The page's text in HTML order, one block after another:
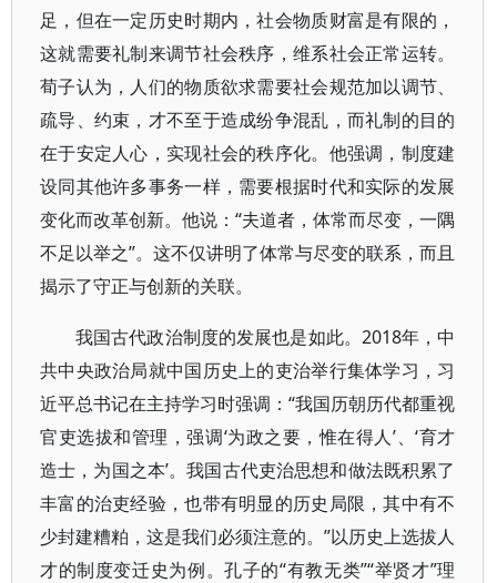
足，但在一定历史时期内，社会物质财富是有限的，
这就需要礼制来调节社会秩序，维系社会正常运转。
荀子认为，人们的物质欲求需要社会规范加以调节、
疏导、约束，才不至于造成纷争混乱，而礼制的目的
在于安定人心，实现社会的秩序化。他强调，制度建
设同其他许多事务一样，需要根据时代和实际的发展
变化而改革创新。他说：“夫道者，体常而尽变，一隅
不足以举之”。这不仅讲明了体常与尽变的联系，而且
揭示了守正与创新的关联。
我国古代政治制度的发展也是如此。2018年，中
共中央政治局就中国历史上的吏治举行集体学习，习
近平总书记在主持学习时强调：“我国历朝历代都重视
官吏选拔和管理，强调‘为政之要，惟在得人’、‘育才
造士，为国之本’。我国古代吏治思想和做法既积累了
丰富的治吏经验，也带有明显的历史局限，其中有不
少封建糟粕，这是我们必须注意的。”以历史上选拔人
才的制度变迁史为例。孔子的“有教无类”“举贤才”理